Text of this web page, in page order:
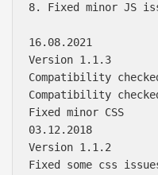
8. Fixed minor JS
16.08.2021
Version 1.1.3
Compatibility
Compatibility
Fixed minor CSS
03.12.2018
Version 1.1.2
Fixed some css